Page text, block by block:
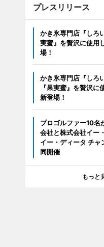
プレスリリース
かき氷専門店『しろ
実蜜』を贅沢に使用
場！
かき氷専門店『しろ
『果実蜜』を贅沢に
新登場！
プロゴルファー10
会社と株式会社イー
イー・ディータ チャ
同開催
もっと